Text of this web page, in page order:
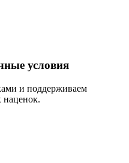
условия
и поддерживаем
наценок.